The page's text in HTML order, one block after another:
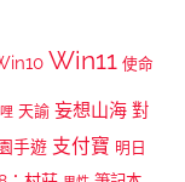
Win11 使命
天諭 妄想山海 對
手遊 支付寶 明日